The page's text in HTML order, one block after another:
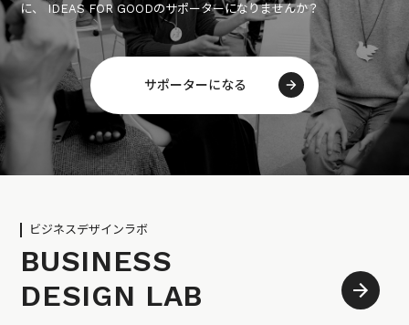
に、 IDEAS FOR GOODのサポーターになりませんか？
サポーターになる
ビジネスデザインラボ
BUSINESS
DESIGN LAB